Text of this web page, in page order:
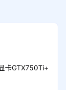
卡GTX750Ti+